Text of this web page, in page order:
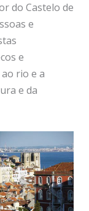
do Castelo de
e
e
rio e a
e da